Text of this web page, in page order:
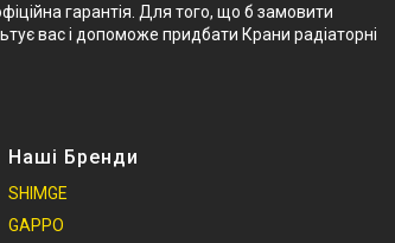
гарантія. Для того, що б замовити
вас і допоможе придбати Крани радіаторні
Наші Бренди
SHIMGE
GAPPO